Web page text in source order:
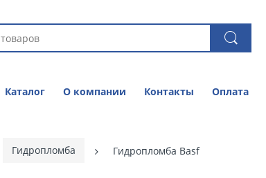
Каталог О компании Контакты Оплата
Гидропломба Гидропломба Basf